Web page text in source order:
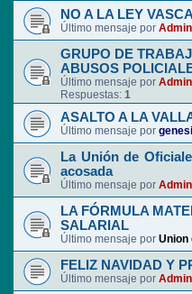
NO A LA LEY
Último mensaje por
GRUPO DE
ABUSOS
Último mensaje por
Respuestas: 1
ASALTO A LA
Último mensaje por
La Unión de
acosada
Último mensaje por
LA FÓRMULA
SALARIAL
Último mensaje por Union
FELIZ NAVIDAD Y
Último mensaje por